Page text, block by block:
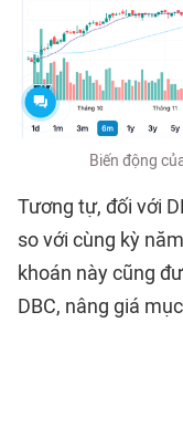
Biến động
Tương tự, đối với
so với cùng kỳ
khoán này cũng
DBC, nâng giá